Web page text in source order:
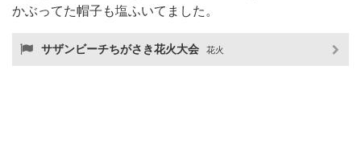
かぶってた帽子も塩ふいてました。
サザンビーチちがさき花火大会 花火